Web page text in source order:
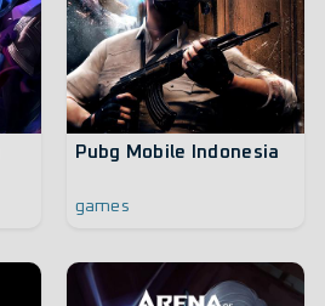
Pubg Mobile Indonesia
games